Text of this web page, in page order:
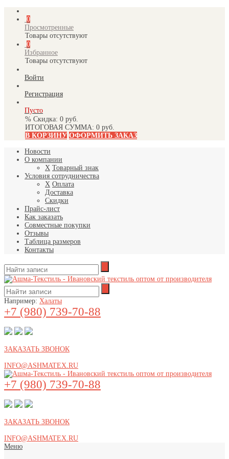
0
Просмотренные
Товары отсутствуют
0
Избранное
Товары отсутствуют
Войти
Регистрация
Пусто
% Скидка: 0 руб.
ИТОГОВАЯ СУММА: 0 руб.
В КОРЗИНУ ОФОРМИТЬ ЗАКАЗ
Новости
О компании
X Товарный знак
Условия сотрудничества
X Оплата
Доставка
Скидки
Прайс-лист
Как заказать
Совместные покупки
Отзывы
Таблица размеров
Контакты
Например: Халаты
+7 (980) 739-70-88
ЗАКАЗАТЬ ЗВОНОК
INFO@ASHMATEX.RU
+7 (980) 739-70-88
ЗАКАЗАТЬ ЗВОНОК
INFO@ASHMATEX.RU
Меню